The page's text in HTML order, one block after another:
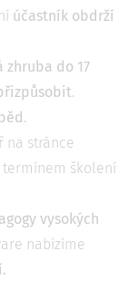
účastník obdrží
zhruba do 17
.
.
na stránce
termínem školení
vysokých
nabízíme
.